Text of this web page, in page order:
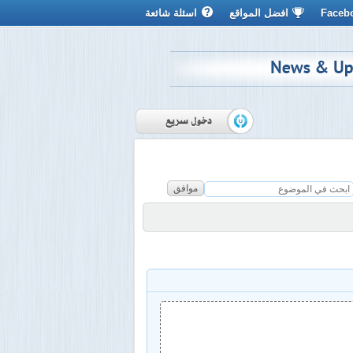
اسئلة شائعة افضل المواقع
موافق